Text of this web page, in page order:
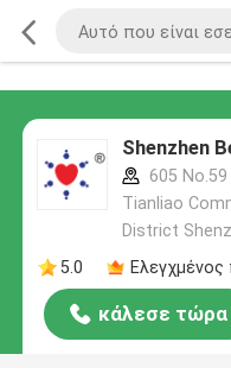
Shenzhen
605
Tianliao
District
5.0
κάλεσε τώρα